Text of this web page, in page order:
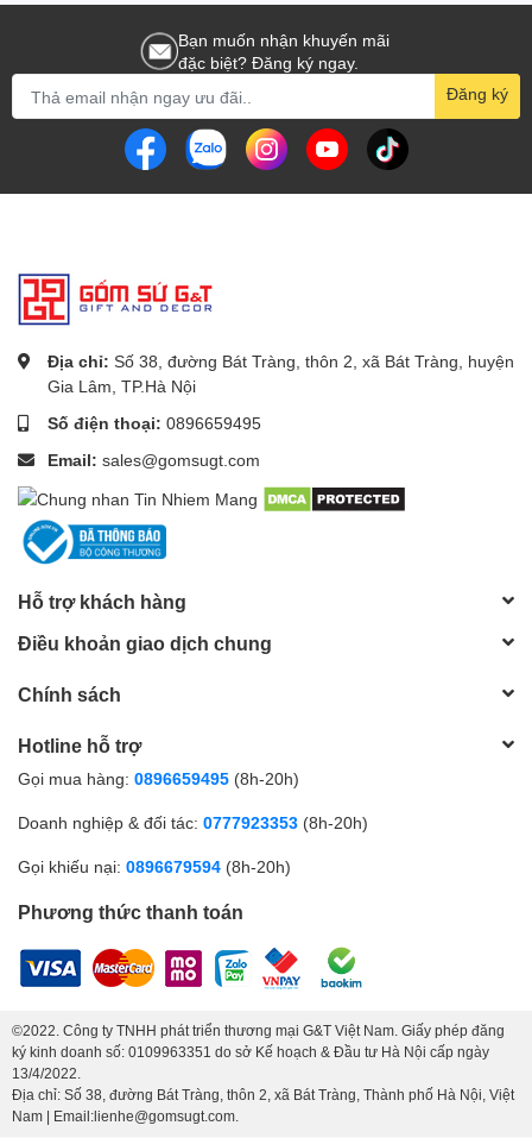
Bạn muốn nhận khuyến mãi
đặc biệt? Đăng ký ngay.
Đăng ký
Địa chỉ: Số 38, đường Bát Tràng, thôn 2, xã Bát Tràng, huyện
Gia Lâm, TP.Hà Nội
Số điện thoại: 0896659495
Email: sales@gomsugt.com
Hỗ trợ khách hàng
Điều khoản giao dịch chung
Chính sách
Hotline hỗ trợ
Gọi mua hàng: 0896659495 (8h-20h)
Doanh nghiệp & đối tác: 0777923353 (8h-20h)
Gọi khiếu nại: 0896679594 (8h-20h)
Phương thức thanh toán
©2022. Công ty TNHH phát triển thương mại G&T Việt Nam. Giấy phép đăng
ký kinh doanh số: 0109963351 do sở Kế hoạch & Đầu tư Hà Nội cấp ngày
13/4/2022.
Địa chỉ: Số 38, đường Bát Tràng, thôn 2, xã Bát Tràng, Thành phố Hà Nội, Việt
Nam | Email:lienhe@gomsugt.com.